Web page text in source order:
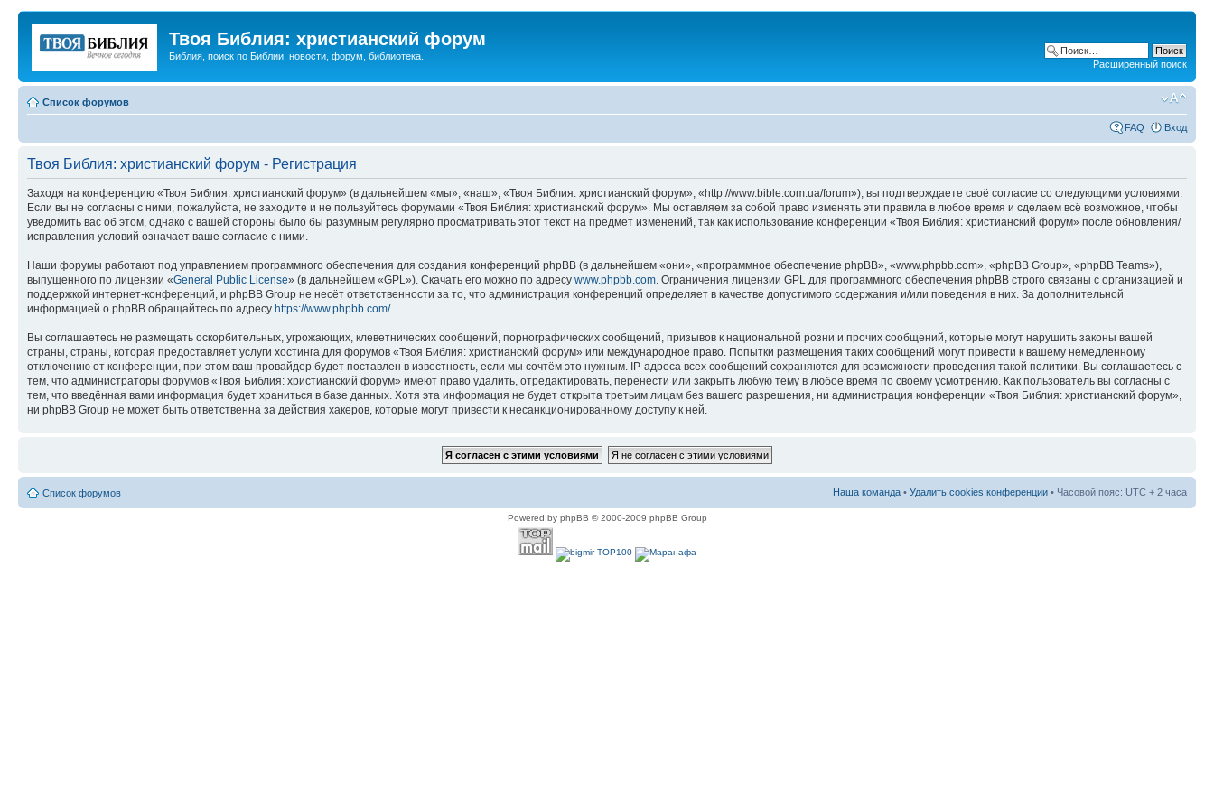
Твоя Библия: христианский форум
Библия, поиск по Библии, новости, форум, библиотека.
Расширенный поиск
Список форумов
FAQ Вход
Твоя Библия: христианский форум - Регистрация
Заходя на конференцию «Твоя Библия: христианский форум» (в дальнейшем «мы», «наш», «Твоя Библия: христианский форум», «http://www.bible.com.ua/forum»), вы подтверждаете своё согласие со следующими условиями.
Если вы не согласны с ними, пожалуйста, не заходите и не пользуйтесь форумами «Твоя Библия: христианский форум». Мы оставляем за собой право изменять эти правила в любое время и сделаем всё возможное, чтобы
уведомить вас об этом, однако с вашей стороны было бы разумным регулярно просматривать этот текст на предмет изменений, так как использование конференции «Твоя Библия: христианский форум» после обновления/
исправления условий означает ваше согласие с ними.
Наши форумы работают под управлением программного обеспечения для создания конференций phpBB (в дальнейшем «они», «программное обеспечение phpBB», «www.phpbb.com», «phpBB Group», «phpBB Teams»),
выпущенного по лицензии «General Public License» (в дальнейшем «GPL»). Скачать его можно по адресу www.phpbb.com . Ограничения лицензии GPL для программного обеспечения phpBB строго связаны с организацией и
поддержкой интернет-конференций, и phpBB Group не несёт ответственности за то, что администрация конференций определяет в качестве допустимого содержания и/или поведения в них. За дополнительной
информацией о phpBB обращайтесь по адресу https://www.phpbb.com/.
Вы соглашаетесь не размещать оскорбительных, угрожающих, клеветнических сообщений, порнографических сообщений, призывов к национальной розни и прочих сообщений, которые могут нарушить законы вашей
страны, страны, которая предоставляет услуги хостинга для форумов «Твоя Библия: христианский форум» или международное право. Попытки размещения таких сообщений могут привести к вашему немедленному
отключению от конференции, при этом ваш провайдер будет поставлен в известность, если мы сочтём это нужным. IP-адреса всех сообщений сохраняются для возможности проведения такой политики. Вы соглашаетесь с
тем, что администраторы форумов «Твоя Библия: христианский форум» имеют право удалить, отредактировать, перенести или закрыть любую тему в любое время по своему усмотрению. Как пользователь вы согласны с
тем, что введённая вами информация будет храниться в базе данных. Хотя эта информация не будет открыта третьим лицам без вашего разрешения, ни администрация конференции «Твоя Библия: христианский форум»,
ни phpBB Group не может быть ответственна за действия хакеров, которые могут привести к несанкционированному доступу к ней.
Список форумов Наша команда • Удалить cookies конференции • Часовой пояс: UTC + 2 часа
Powered by phpBB © 2000-2009 phpBB Group